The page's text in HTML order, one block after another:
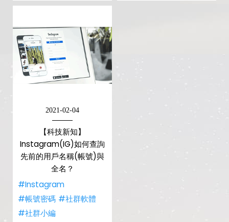
2021-02-04
【科技新知】
Instagram(IG)如何查詢
先前的用戶名稱(帳號)與
全名？
#Instagram
#帳號密碼 #社群軟體
#社群小編